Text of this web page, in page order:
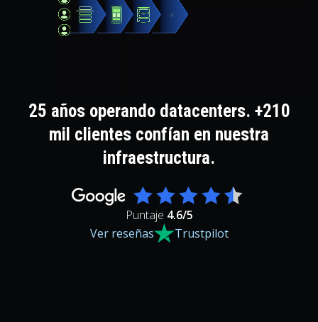
25 años operando datacenters. +210
mil clientes confían en nuestra
infraestructura.
Puntaje 4.6/5
Ver reseñas
Trustpilot